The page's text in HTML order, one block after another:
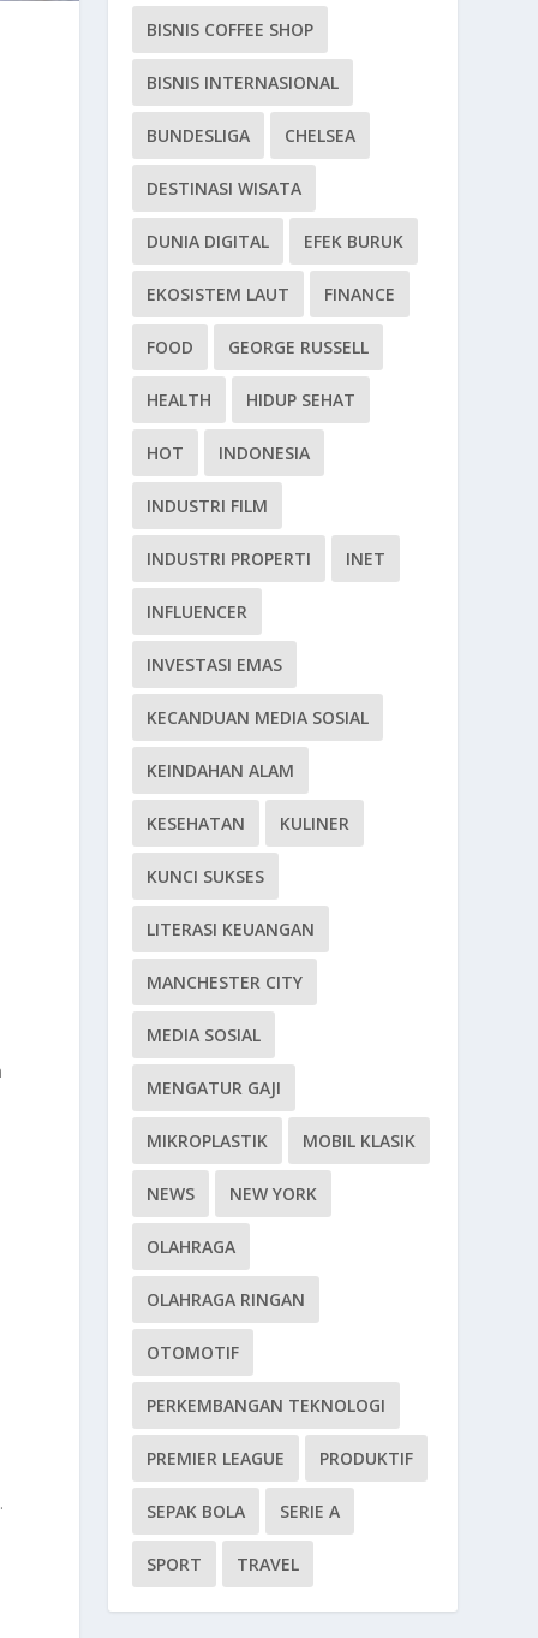
BISNIS COFFEE SHOP
BISNIS INTERNASIONAL
BUNDESLIGA CHELSEA
DESTINASI WISATA
DUNIA DIGITAL EFEK BURUK
EKOSISTEM LAUT FINANCE
FOOD GEORGE RUSSELL
HEALTH HIDUP SEHAT
HOT INDONESIA
INDUSTRI FILM
INDUSTRI PROPERTI INET
INFLUENCER
INVESTASI EMAS
KECANDUAN MEDIA SOSIAL
KEINDAHAN ALAM
KESEHATAN KULINER
KUNCI SUKSES
LITERASI KEUANGAN
MANCHESTER CITY
MEDIA SOSIAL
MENGATUR GAJI
MIKROPLASTIK MOBIL KLASIK
NEWS NEW YORK
OLAHRAGA
OLAHRAGA RINGAN
OTOMOTIF
PERKEMBANGAN TEKNOLOGI
PREMIER LEAGUE PRODUKTIF
SEPAK BOLA SERIE A
SPORT TRAVEL